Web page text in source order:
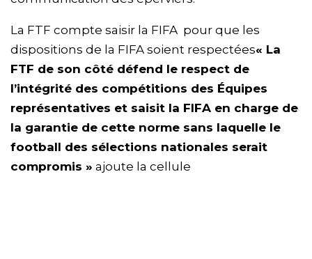
La FTF compte saisir la FIFA pour que les
dispositions de la FIFA soient respectées« La
FTF de son côté défend le respect de
l’intégrité des compétitions des Équipes
représentatives et saisit la FIFA en charge de
la garantie de cette norme sans laquelle le
football des sélections nationales serait
compromis » ajoute la cellule